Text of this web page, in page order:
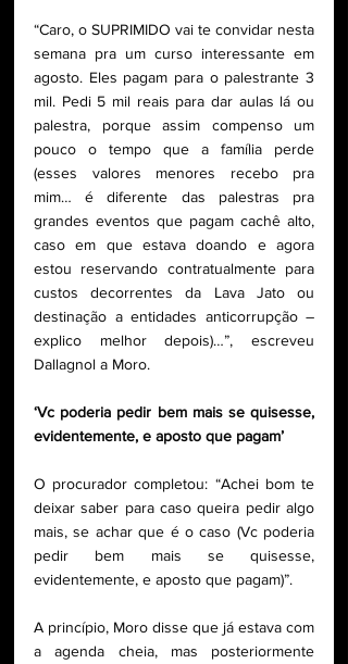
“Caro, o SUPRIMIDO vai te convidar nesta
semana pra um curso interessante em
agosto. Eles pagam para o palestrante 3
mil. Pedi 5 mil reais para dar aulas lá ou
palestra, porque assim compenso um
pouco o tempo que a família perde
(esses valores menores recebo pra
mim… é diferente das palestras pra
grandes eventos que pagam cachê alto,
caso em que estava doando e agora
estou reservando contratualmente para
custos decorrentes da Lava Jato ou
destinação a entidades anticorrupção –
explico melhor depois)…”, escreveu
Dallagnol a Moro.
‘Vc poderia pedir bem mais se quisesse,
evidentemente, e aposto que pagam’
O procurador completou: “Achei bom te
deixar saber para caso queira pedir algo
mais, se achar que é o caso (Vc poderia
pedir bem mais se quisesse,
evidentemente, e aposto que pagam)”.
A princípio, Moro disse que já estava com
a agenda cheia, mas posteriormente